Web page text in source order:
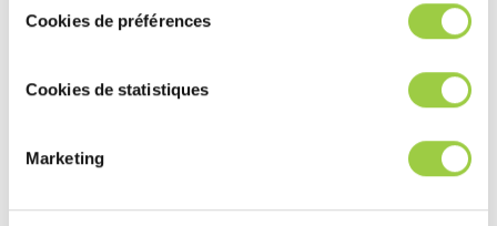
Cookies de préférences
Cookies de statistiques
Marketing
环境保护&能源节约
无环境危害：无需 H 类标签
使用可回收包装